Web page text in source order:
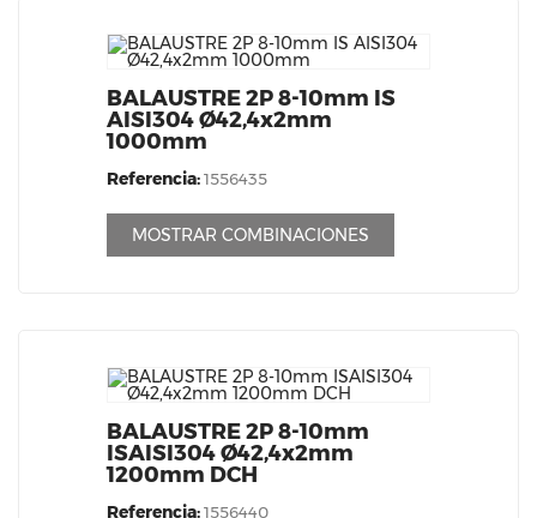
BALAUSTRE 2P 8-10mm IS
AISI304 Ø42,4x2mm
1000mm
Referencia:1556435
MOSTRAR COMBINACIONES
BALAUSTRE 2P 8-10mm
ISAISI304 Ø42,4x2mm
1200mm DCH
Referencia:1556440